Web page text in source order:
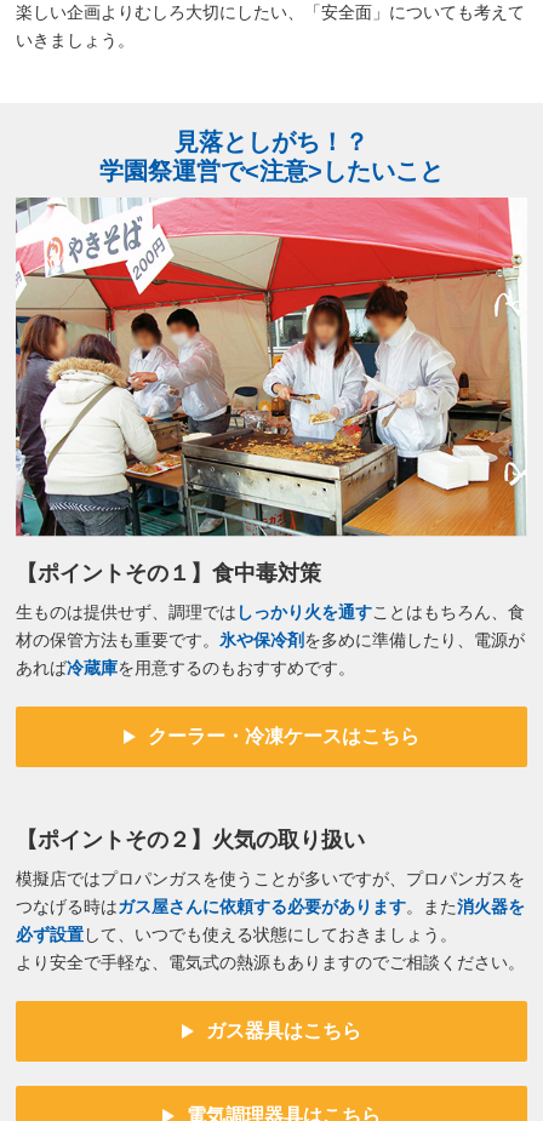
楽しい企画よりむしろ大切にしたい、「安全面」についても考えて
いきましょう。
見落としがち！？
学園祭運営で<注意>したいこと
【ポイントその１】食中毒対策
生ものは提供せず、調理では しっかり火を通すことはもちろん、食
材の保管方法も重要です。 氷や保冷剤を多めに準備したり、電源が
あれば冷蔵庫を用意するのもおすすめです。
クーラー・冷凍ケースはこちら
【ポイントその２】火気の取り扱い
模擬店ではプロパンガスを使うことが多いですが、プロパンガスを
つなげる時はガス屋さんに依頼する必要があります。また消火器を
必ず設置して、いつでも使える状態にしておきましょう。
より安全で手軽な、電気式の熱源もありますのでご相談ください。
ガス器具はこちら
電気調理器具はこちら